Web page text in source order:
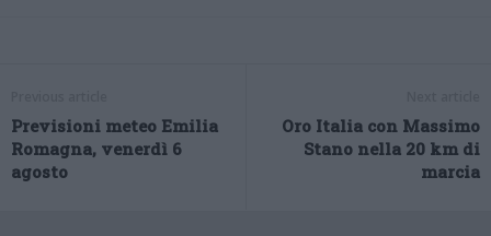
Previsioni meteo Emilia
Romagna, venerdì 6
agosto
Oro Italia con Massimo
Stano nella 20 km di
marcia